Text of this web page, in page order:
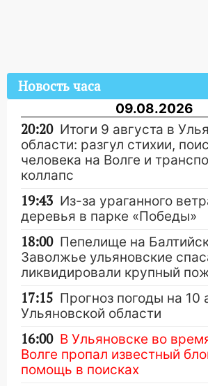
Новость часа
09.08.2026
20:20 Итоги 9 августа в
области: разгул стихии,
человека на Волге и
коллапс
19:43 Из-за ураганного
деревья в парке «Победы»
18:00 Пепелище на
Заволжье ульяновские
ликвидировали крупный
17:15 Прогноз погоды на 10
Ульяновской области
16:00 В Ульяновске во
Волге пропал известный
помощь в поисках